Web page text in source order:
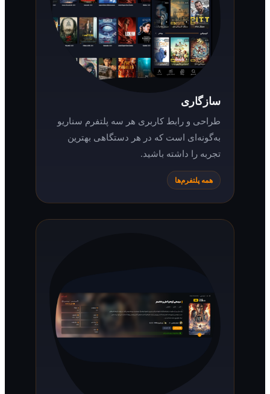
طراحی و رابط کاربری هر سه پلتفرم سناریو
به‌گونه‌ای است که در هر دستگاهی بهترین
تجربه را داشته باشید.
همه پلتفرم‌ها